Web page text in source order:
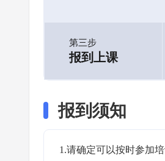
第三步
报到上课
报到须知
1.请确定可以按时参加